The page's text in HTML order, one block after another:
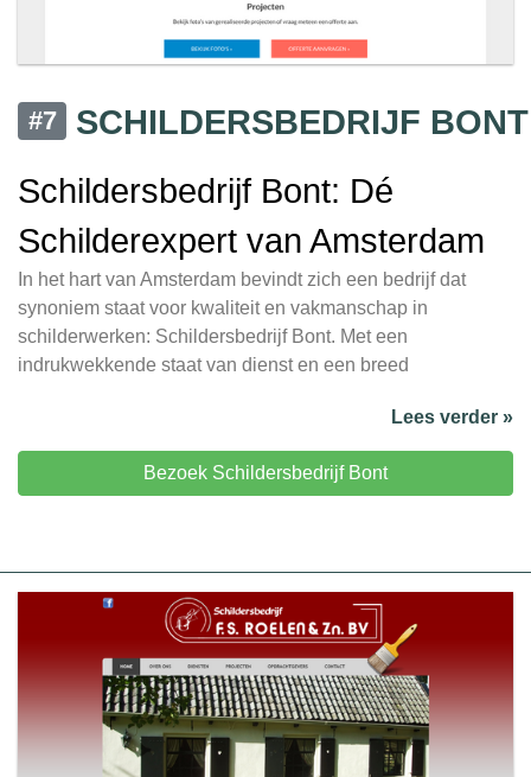
#7
SCHILDERSBEDRIJF BONT
Schildersbedrijf Bont: Dé
Schilderexpert van Amsterdam
In het hart van Amsterdam bevindt zich een bedrijf dat
synoniem staat voor kwaliteit en vakmanschap in
schilderwerken: Schildersbedrijf Bont. Met een
indrukwekkende staat van dienst en een breed
Lees verder »
Bezoek Schildersbedrijf Bont